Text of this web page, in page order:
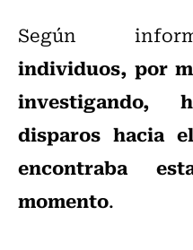
Según
individuos, por
investigando,
disparos hacia
encontraba
momento.